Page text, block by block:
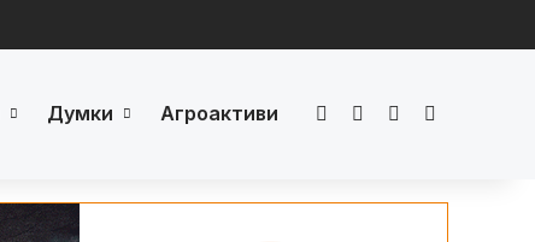
Думки Агроактиви FacebookLinkedInYouTube